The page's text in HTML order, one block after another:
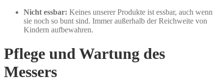
Nicht essbar: Keines unserer Produkte ist essbar, auch wenn
sie noch so bunt sind. Immer außerhalb der Reichweite von
Kindern aufbewahren.
Pflege und Wartung des
Messers